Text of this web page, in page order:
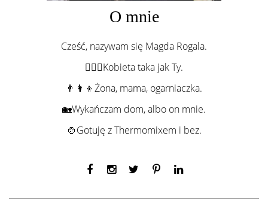
O mnie
Cześć, nazywam się Magda Rogala.
💁🏻‍♀️Kobieta taka jak Ty.
👨‍👩‍👦Żona, mama, ogarniaczka.
🏡Wykańczam dom, albo on mnie.
🍲Gotuję z Thermomixem i bez.